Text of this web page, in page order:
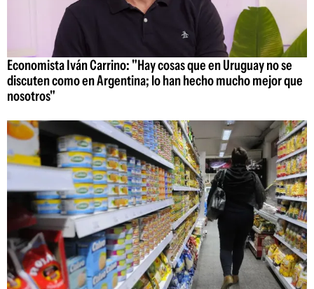
Economista Iván Carrino: "Hay cosas que en Uruguay no se
discuten como en Argentina; lo han hecho mucho mejor que
nosotros"